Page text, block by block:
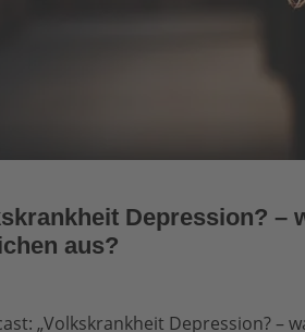
Depression? –
aus?
„Volkskrankheit Depression? –